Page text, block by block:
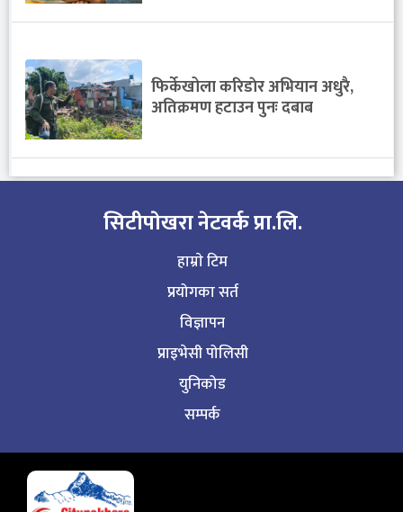
फिर्केखोला करिडाेर अभियान अधुरै,
अतिक्रमण हटाउन पुनः दबाब
सिटीपाेखरा नेटवर्क प्रा.लि.
हाम्राे टिम
प्रयोगका सर्त
विज्ञापन
प्राइभेसी पोलिसी
युनिकोड
सम्पर्क